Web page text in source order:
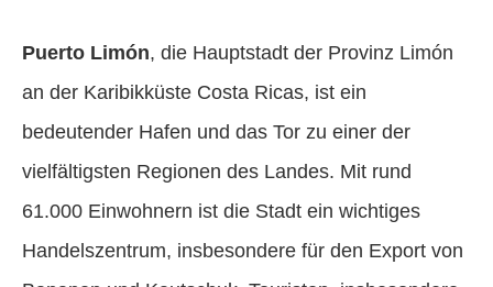
Puerto Limón, die Hauptstadt der Provinz Limón
an der Karibikküste Costa Ricas, ist ein
bedeutender Hafen und das Tor zu einer der
vielfältigsten Regionen des Landes. Mit rund
61.000 Einwohnern ist die Stadt ein wichtiges
Handelszentrum, insbesondere für den Export von